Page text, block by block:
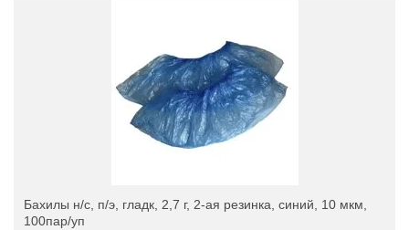
Бахилы н/с, п/э, гладк, 2,7 г, 2-ая резинка, синий, 10 мкм,
100пар/уп